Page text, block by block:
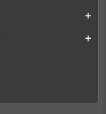
add
add